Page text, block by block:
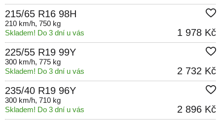
215/65 R16 98H
210 km/h, 750 kg
Skladem! Do 3 dní u vás
1 978 Kč
225/55 R19 99Y
300 km/h, 775 kg
Skladem! Do 3 dní u vás
2 732 Kč
235/40 R19 96Y
300 km/h, 710 kg
Skladem! Do 3 dní u vás
2 896 Kč